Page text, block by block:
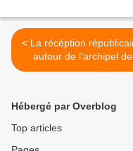
< La récéption républicaine
autour de l'archipel de
France à l'Elysee en
Hébergé par Overblog
Top articles